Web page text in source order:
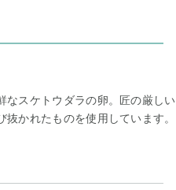
なスケトウダラの卵。匠の厳しい
かれたものを使用しています。